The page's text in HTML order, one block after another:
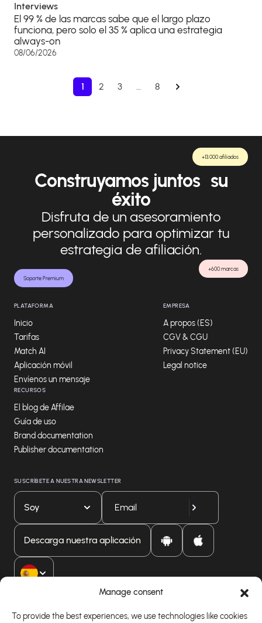
Manage consent
To provide the best experiences, we use technologies like cookies
Interviews
El 99 % de las marcas sabe que el largo plazo
funciona, pero solo el 35 % aplica una estrategia
always-on
08/06/2026
1 2 3 … 8
Soporte Premium
+600 marcas
+13.000 afiliados
Construyamos juntos su
éxito
Disfruta de un asesoramiento
personalizado para optimizar tu
estrategia de afiliación.
PLATAFORMA
Inicio
Tarifas
Match AI
Aplicación móvil
Envíenos un mensaje
EMPRESA
A propos (ES)
CGV & CGU
Privacy Statement (EU)
Legal notice
RECURSOS
El blog de Affilae
Guía de uso
Brand documentation
Publisher documentation
SUSCRÍBETE A NUESTRA NEWSLETTER
Soy
Descarga nuestra aplicación